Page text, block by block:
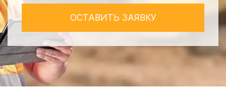
ОСТАВИТЬ ЗАЯВКУ